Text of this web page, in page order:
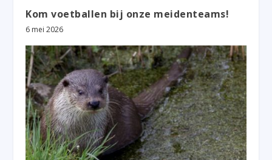
Kom voetballen bij onze meidenteams!
6 mei 2026